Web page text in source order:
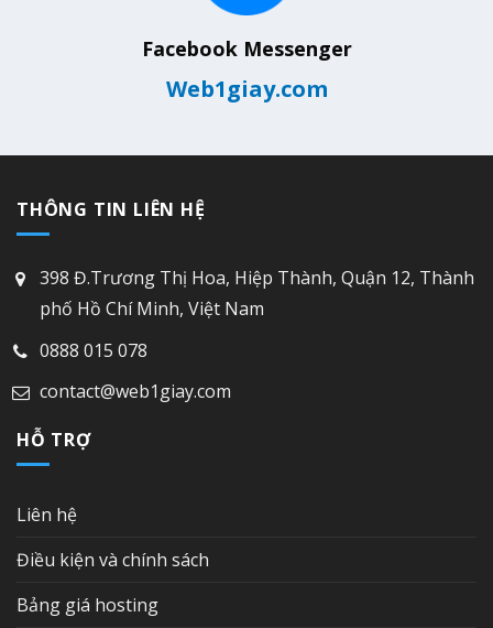
Facebook Messenger
Web1giay.com
THÔNG TIN LIÊN HỆ
398 Đ.Trương Thị Hoa, Hiệp Thành, Quận 12, Thành
phố Hồ Chí Minh, Việt Nam
0888 015 078
contact@web1giay.com
HỖ TRỢ
Liên hệ
Điều kiện và chính sách
Bảng giá hosting